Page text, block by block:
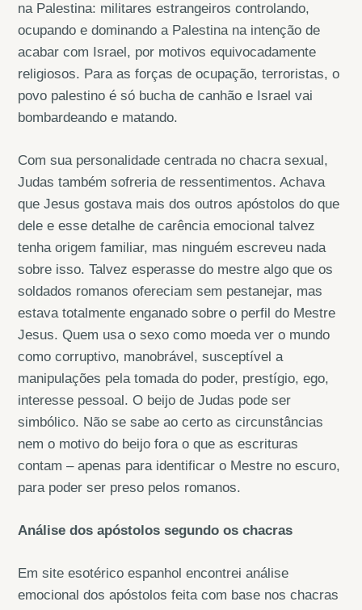
na Palestina: militares estrangeiros controlando,
ocupando e dominando a Palestina na intenção de
acabar com Israel, por motivos equivocadamente
religiosos. Para as forças de ocupação, terroristas, o
povo palestino é só bucha de canhão e Israel vai
bombardeando e matando.
Com sua personalidade centrada no chacra sexual,
Judas também sofreria de ressentimentos. Achava
que Jesus gostava mais dos outros apóstolos do que
dele e esse detalhe de carência emocional talvez
tenha origem familiar, mas ninguém escreveu nada
sobre isso. Talvez esperasse do mestre algo que os
soldados romanos ofereciam sem pestanejar, mas
estava totalmente enganado sobre o perfil do Mestre
Jesus. Quem usa o sexo como moeda ver o mundo
como corruptivo, manobrável, susceptível a
manipulações pela tomada do poder, prestígio, ego,
interesse pessoal. O beijo de Judas pode ser
simbólico. Não se sabe ao certo as circunstâncias
nem o motivo do beijo fora o que as escrituras
contam – apenas para identificar o Mestre no escuro,
para poder ser preso pelos romanos.
Análise dos apóstolos segundo os chacras
Em site esotérico espanhol encontrei análise
emocional dos apóstolos feita com base nos chacras